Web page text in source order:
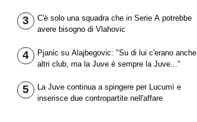
3
C'è solo una squadra che in Serie A potrebbe
avere bisogno di Vlahovic
4
Pjanic su Alajbegovic: "Su di lui c'erano anche
altri club, ma la Juve è sempre la Juve..."
5
La Juve continua a spingere per Lucumì e
inserisce due contropartite nell'affare